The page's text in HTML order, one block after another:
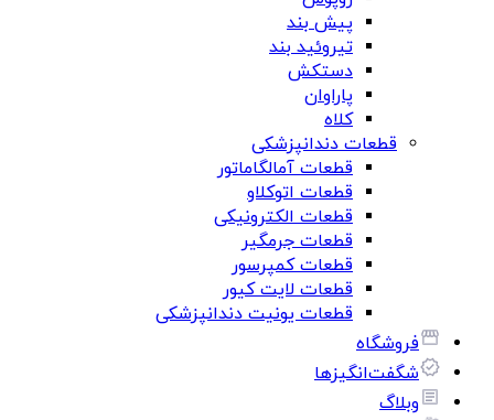
پیش بند
تیروئید بند
دستکش
پاراوان
کلاه
قطعات دندانپزشکی
قطعات آمالگاماتور
قطعات اتوکلاو
قطعات الکترونیکی
قطعات جرمگیر
قطعات کمپرسور
قطعات لایت کیور
قطعات یونیت دندانپزشکی
فروشگاه
شگفت‌انگیزها
وبلاگ